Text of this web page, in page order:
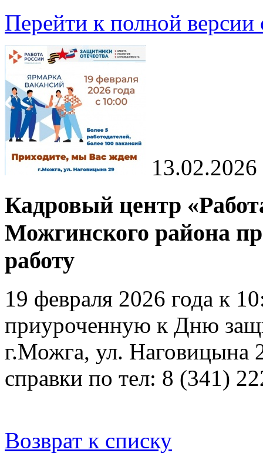
Перейти к полной версии
13.02.2026
Кадровый центр
Можгинского района
работу
19 февраля 2026 года к
приуроченную к Дню
г.Можга, ул. Наговицына
справки по тел: 8 (341)
Возврат к списку